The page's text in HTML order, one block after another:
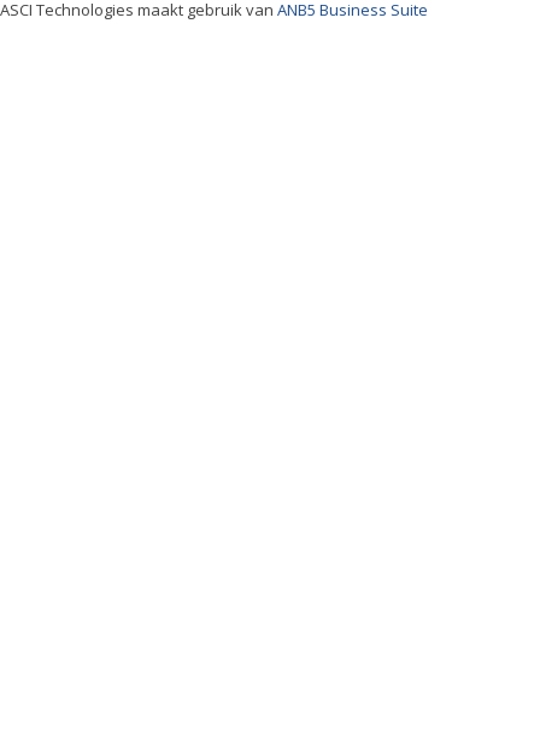
ASCI Technologies maakt gebruik van ANB5 Business Suite